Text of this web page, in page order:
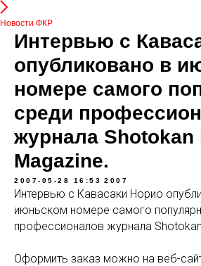
Новости ФКР
Интервью с
опубликовано в
номере самого
среди
журнала Shotokan
Magazine.
2007-05-28 16:53 2007
Интервью с Кавасаки Норио
июньском номере самого
профессионалов журнала
Оформить заказ можно на веб-